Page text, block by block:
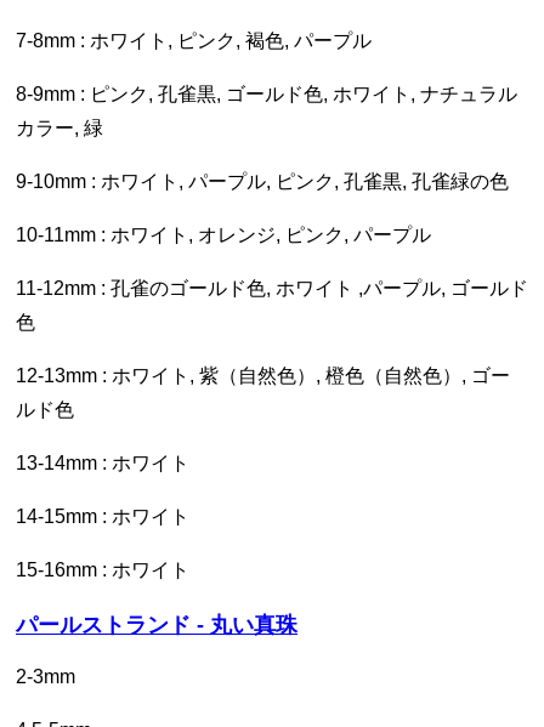
7-8mm : ホワイト, ピンク, 褐色, パープル
8-9mm : ピンク, 孔雀黒, ゴールド色, ホワイト, ナチュラル
カラー, 緑
9-10mm : ホワイト, パープル, ピンク, 孔雀黒, 孔雀緑の色
10-11mm : ホワイト, オレンジ, ピンク, パープル
11-12mm : 孔雀のゴールド色, ホワイト ,パープル, ゴールド
色
12-13mm : ホワイト, 紫（自然色）, 橙色（自然色）, ゴー
ルド色
13-14mm : ホワイト
14-15mm : ホワイト
15-16mm : ホワイト
パールストランド - 丸い真珠
2-3mm